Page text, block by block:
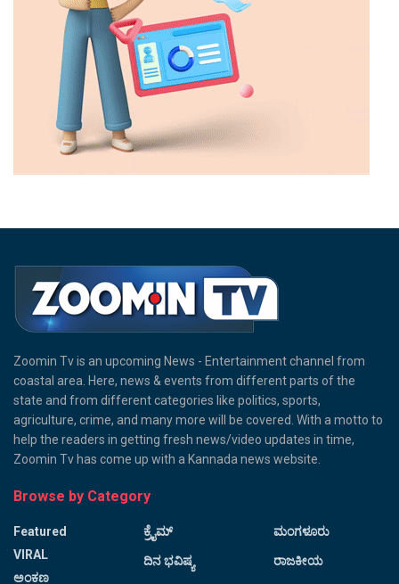
Zoomin Tv is an upcoming News - Entertainment channel from
coastal area. Here, news & events from different parts of the
state and from different categories like politics, sports,
agriculture, crime, and many more will be covered. With a motto to
help the readers in getting fresh news/video updates in time,
Zoomin Tv has come up with a Kannada news website.
Browse by Category
Featured
VIRAL
ಅಂಕಣ
ಕ್ರೈಮ್
ದಿನ ಭವಿಷ್ಯ
ಮಂಗಳೂರು
ರಾಜಕೀಯ